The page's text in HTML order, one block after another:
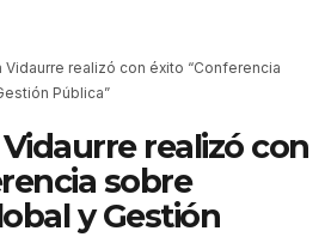
Vidaurre realizó con éxito “Conferencia
Pública”
realizó con
sobre
y Gestión